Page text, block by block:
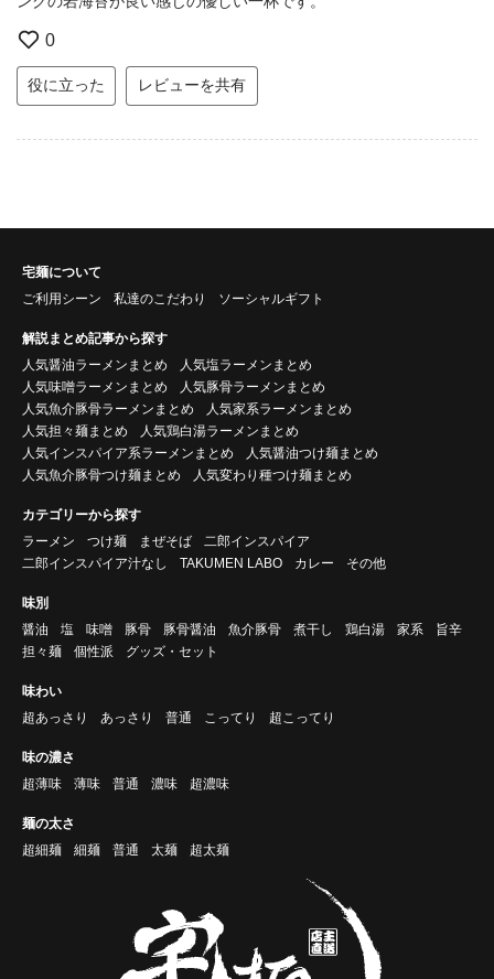
0
役に立った レビューを共有
宅麺について
ご利用シーン
私達のこだわり ソーシャルギフト
解説まとめ記事から探す
人気醤油ラーメンまとめ
人気塩ラーメンまとめ
人気味噌ラーメンまとめ
人気豚骨ラーメンまとめ
人気魚介豚骨ラーメンまとめ
人気家系ラーメンまとめ
人気担々麺まとめ
人気鶏白湯ラーメンまとめ
人気インスパイア系ラーメンまとめ
人気醤油つけ麺まとめ
人気魚介豚骨つけ麺まとめ
人気変わり種つけ麺まとめ
カテゴリーから探す
ラーメン
つけ麺 まぜそば
二郎インスパイア
二郎インスパイア汁なし
TAKUMEN LABO カレー その他
味別
醤油
塩 味噌 豚骨 豚骨醤油 魚介豚骨 煮干し 鶏白湯 家系
旨辛
担々麺
個性派 グッズ・セット
味わい
超あっさり
あっさり 普通 こってり 超こってり
味の濃さ
超薄味
薄味 普通 濃味 超濃味
麺の太さ
超細麺
細麺 普通 太麺 超太麺